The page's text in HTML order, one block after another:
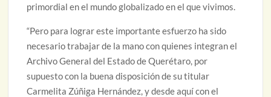
primordial en el mundo globalizado en el que vivimos.
“Pero para lograr este importante esfuerzo ha sido
necesario trabajar de la mano con quienes integran el
Archivo General del Estado de Querétaro, por
supuesto con la buena disposición de su titular
Carmelita Zúñiga Hernández, y desde aquí con el